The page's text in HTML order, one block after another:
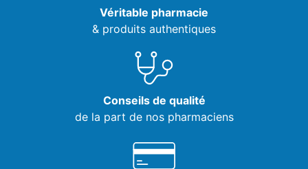
Véritable pharmacie
& produits authentiques
Conseils de qualité
de la part de nos pharmaciens